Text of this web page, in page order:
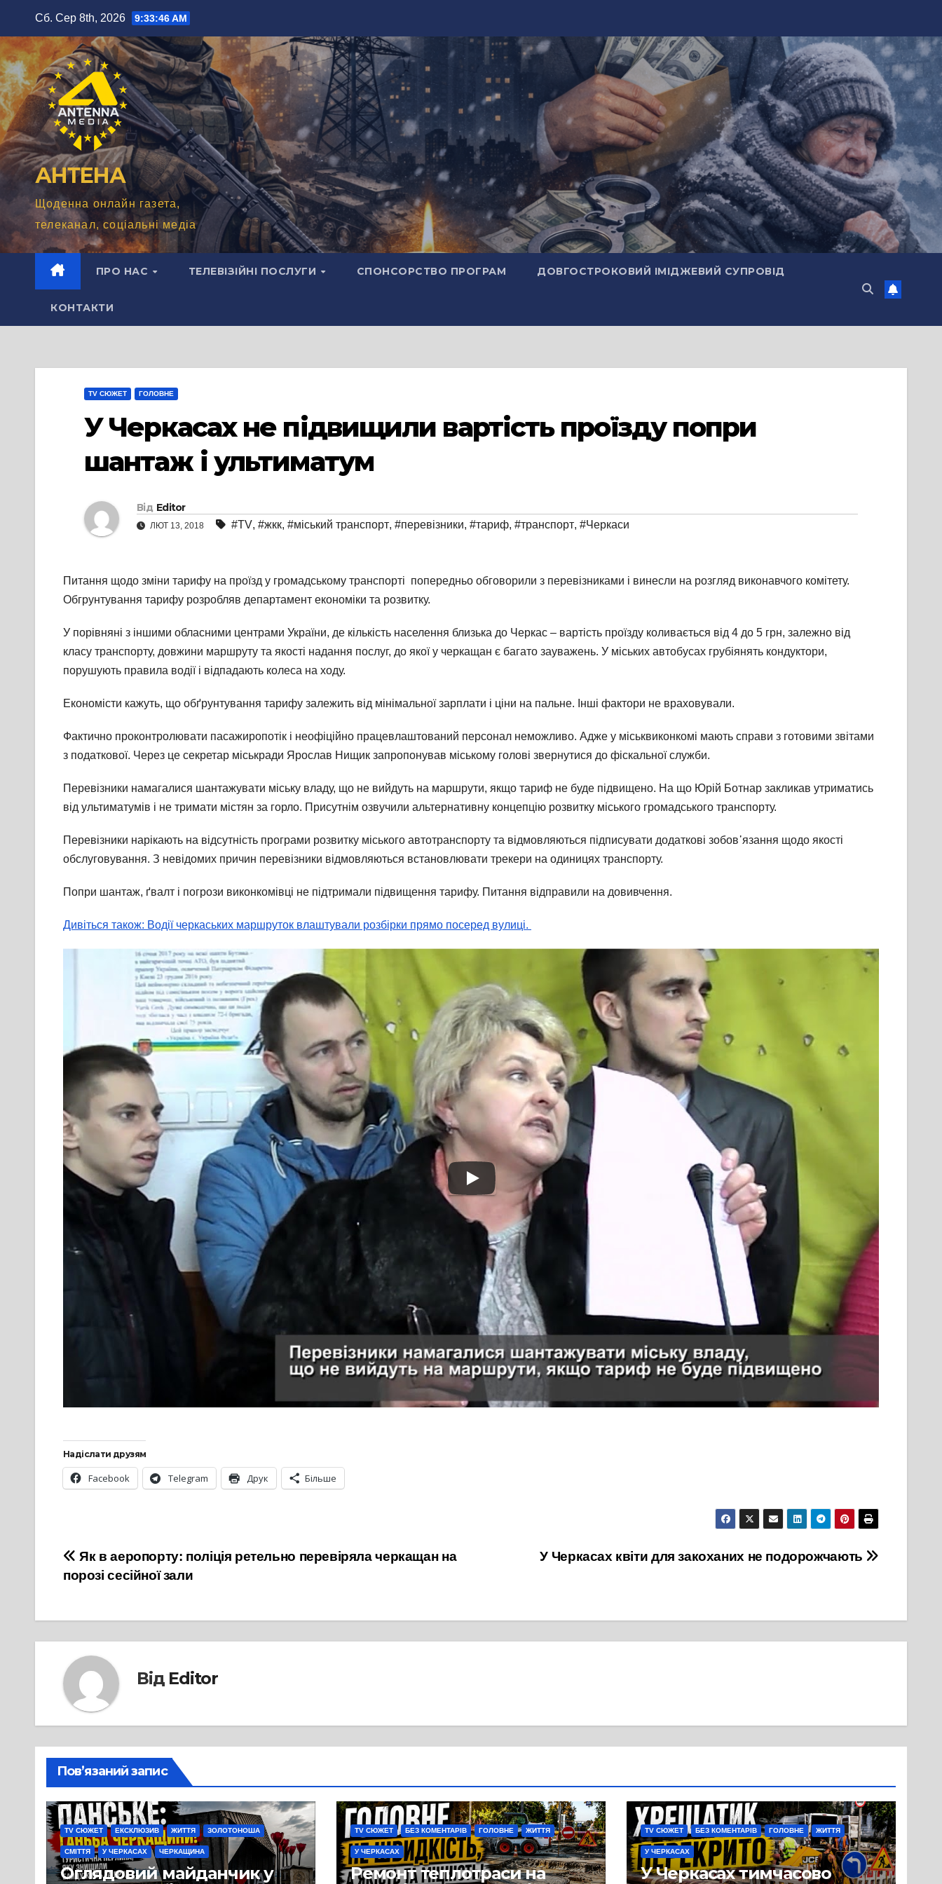
вмісту
Сб. Сер 8th, 2026 9:33:48 AM
АНТЕНА
Щоденна онлайн газета,
телеканал, соціальні медіа
ПРО НАС ТЕЛЕВІЗІЙНІ ПОСЛУГИ СПОНСОРСТВО ПРОГРАМ ДОВГОСТРОКОВИЙ ІМІДЖЕВИЙ СУПРОВІД
КОНТАКТИ
TV СЮЖЕТ ГОЛОВНЕ
У Черкасах не підвищили вартість проїзду попри
шантаж і ультиматум
Від Editor
ЛЮТ 13, 2018 #TV, #жкк, #міський транспорт, #перевізники, #тариф, #транспорт, #Черкаси
Питання щодо зміни тарифу на проїзд у громадському транспорті попередньо обговорили з перевізниками і винесли на розгляд виконавчого комітету.
Обгрунтування тарифу розробляв департамент економіки та розвитку.
У порівняні з іншими обласними центрами України, де кількість населення близька до Черкас – вартість проїзду коливається від 4 до 5 грн, залежно від
класу транспорту, довжини маршруту та якості надання послуг, до якої у черкащан є багато зауважень. У міських автобусах грубіянять кондуктори,
порушують правила водії і відпадають колеса на ходу.
Економісти кажуть, що обґрунтування тарифу залежить від мінімальної зарплати і ціни на пальне. Інші фактори не враховували.
Фактично проконтролювати пасажиропотік і неофіційно працевлаштований персонал неможливо. Адже у міськвиконкомі мають справи з готовими звітами
з податкової. Через це секретар міськради Ярослав Нищик запропонував міському голові звернутися до фіскальної служби.
Перевізники намагалися шантажувати міську владу, що не вийдуть на маршрути, якщо тариф не буде підвищено. На що Юрій Ботнар закликав утриматись
від ультиматумів і не тримати містян за горло. Присутнім озвучили альтернативну концепцію розвитку міського громадського транспорту.
Перевізники нарікають на відсутність програми розвитку міського автотранспорту та відмовляються підписувати додаткові зобов᾽язання щодо якості
обслуговування. З невідомих причин перевізники відмовляються встановлювати трекери на одиницях транспорту.
Попри шантаж, ґвалт і погрози виконкомівці не підтримали підвищення тарифу. Питання відправили на довивчення.
Дивіться також: Водії черкаських маршруток влаштували розбірки прямо посеред вулиці.
Надіслати друзям
Facebook Telegram Друк Більше
Навігація
записів
У Черкасах квіти для закоханих не подорожчають
Як в аеропорту: поліція ретельно перевіряла черкащан на
порозі сесійної зали
Від Editor
Пов’язаний запис
TV СЮЖЕТ ЕКСКЛЮЗИВ ЖИТТЯ ЗОЛОТОНОША
СМІТТЯ У ЧЕРКАСАХ ЧЕРКАЩИНА
Оглядовий майданчик у
TV СЮЖЕТ БЕЗ КОМЕНТАРІВ ГОЛОВНЕ ЖИТТЯ
У ЧЕРКАСАХ
Ремонт теплотраси на
TV СЮЖЕТ БЕЗ КОМЕНТАРІВ ГОЛОВНЕ ЖИТТЯ
У ЧЕРКАСАХ
У Черкасах тимчасово